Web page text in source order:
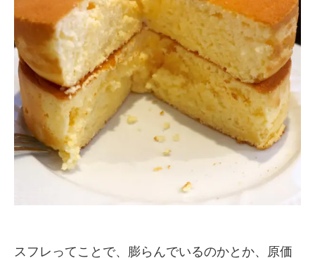
スフレってことで、膨らんでいるのかとか、原価